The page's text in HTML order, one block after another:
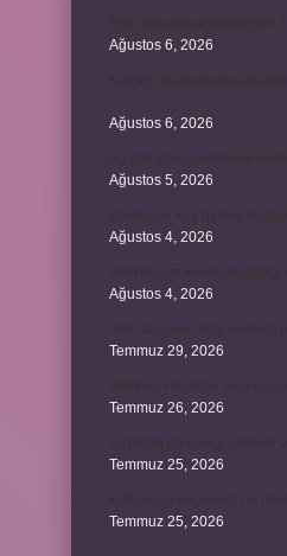
Ağustos 6, 2026
Ağustos 6, 2026
Ağustos 5, 2026
Ağustos 4, 2026
Ağustos 4, 2026
Temmuz 29, 2026
Temmuz 26, 2026
Temmuz 25, 2026
Temmuz 25, 2026